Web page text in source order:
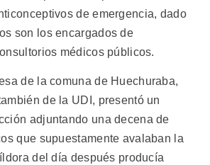
de emergencia, dado
son los encargados de
médicos públicos.
de la comuna de Huechuraba,
de la UDI, presentó un
adjuntando una decena de
que supuestamente avalaban la
del día después producía